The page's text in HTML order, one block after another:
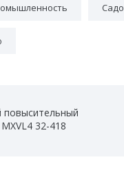
повысительный
32-418